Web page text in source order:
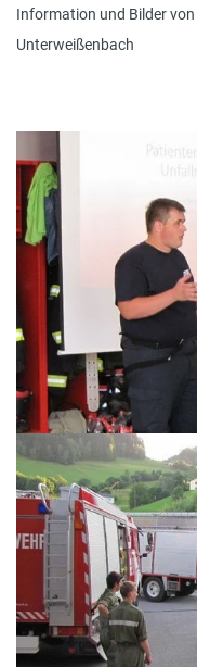
Information und Bilder
Unterweißenbach